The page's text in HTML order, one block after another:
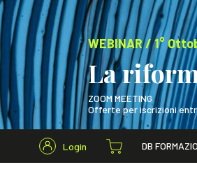
WEBINAR / 1°
La
ZOOM MEETING
Offerte per iscrizioni
Login DB